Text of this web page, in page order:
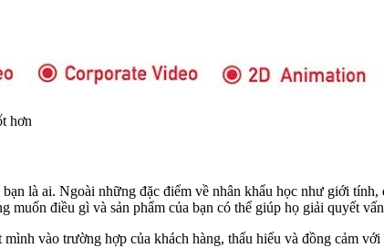
hơn
là ai. Ngoài những đặc điểm về nhân khẩu học như giới
điều gì và sản phẩm của bạn có thể giúp họ giải quyết
vào trường hợp của khách hàng, thấu hiểu và đồng cảm